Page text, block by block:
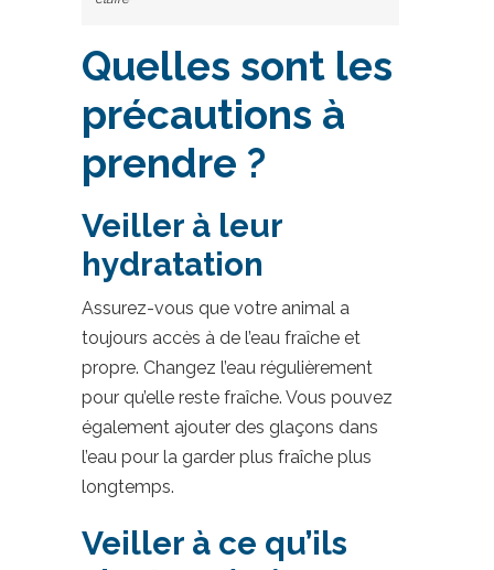
Quelles sont les
précautions à
prendre ?
Veiller à leur
hydratation
Assurez-vous que votre animal a
toujours accès à de l’eau fraîche et
propre. Changez l’eau régulièrement
pour qu’elle reste fraîche. Vous pouvez
également ajouter des glaçons dans
l’eau pour la garder plus fraîche plus
longtemps.
Veiller à ce qu’ils